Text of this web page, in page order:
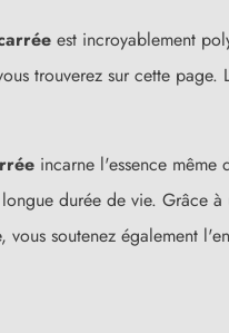
est incroyablement
trouverez sur cette
incarne l'essence
longue durée de vie.
soutenez également